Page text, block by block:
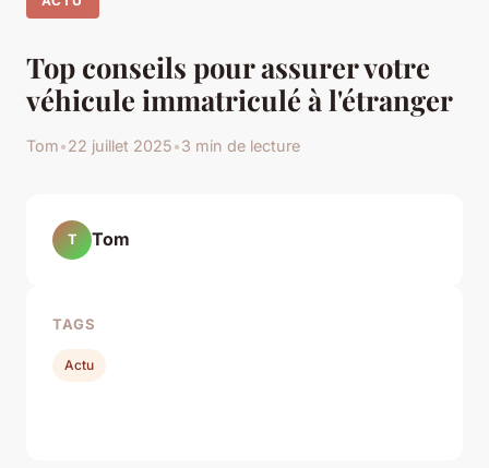
Top conseils pour assurer votre
véhicule immatriculé à l'étranger
Tom•22 juillet 2025•3 min de lecture
T Tom
TAGS
Actu